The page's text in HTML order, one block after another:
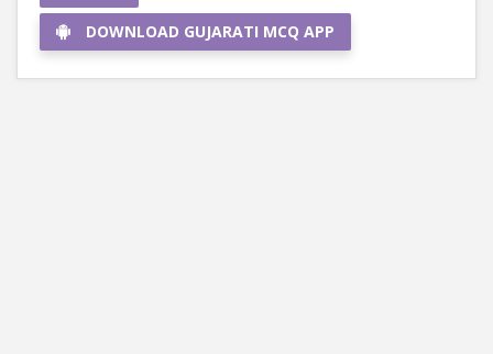
DOWNLOAD GUJARATI MCQ APP